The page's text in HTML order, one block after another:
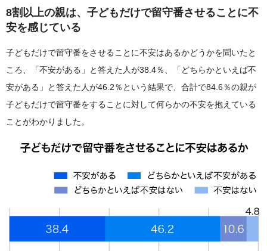
8割以上の親は、子どもだけで留守番させることに不
安を感じている
子どもだけで留守番をさせることに不安はあるかどうかを聞いたと
ころ、「不安がある」と答えた人が38.4％、「どちらかといえば不
安がある」と答えた人が46.2％という結果で、合計で84.6％の親が
子どもだけで留守番をすることに対して何らかの不安を抱えている
ことがわかりました。